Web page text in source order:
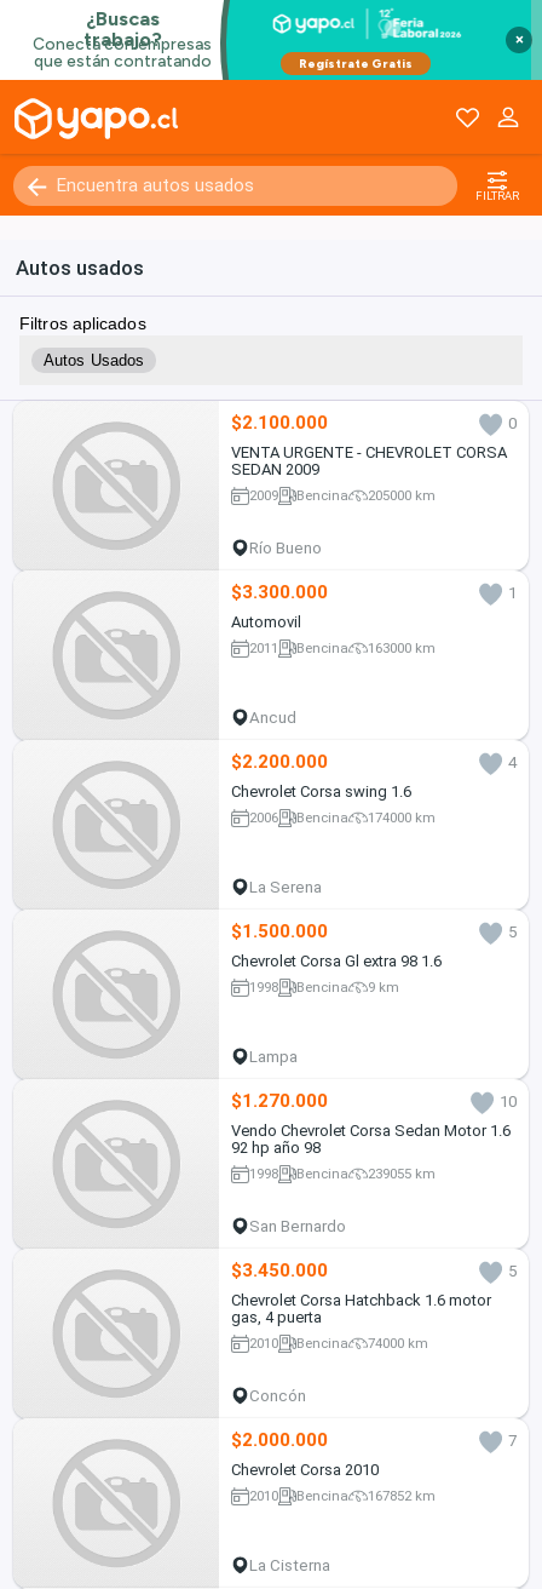
×
FILTRAR
Autos usados
Filtros aplicados
Autos Usados
$2.100.000
0
VENTA URGENTE - CHEVROLET CORSA
SEDAN 2009
2009 Bencina 205000 km
Río Bueno
$3.300.000
1
Automovil
2011 Bencina 163000 km
Ancud
$2.200.000
4
Chevrolet Corsa swing 1.6
2006 Bencina 174000 km
La Serena
$1.500.000
5
Chevrolet Corsa Gl extra 98 1.6
1998 Bencina 9 km
Lampa
$1.270.000
10
Vendo Chevrolet Corsa Sedan Motor 1.6
92 hp año 98
1998 Bencina 239055 km
San Bernardo
$3.450.000
5
Chevrolet Corsa Hatchback 1.6 motor
gas, 4 puerta
2010 Bencina 74000 km
Concón
$2.000.000
7
Chevrolet Corsa 2010
2010 Bencina 167852 km
La Cisterna